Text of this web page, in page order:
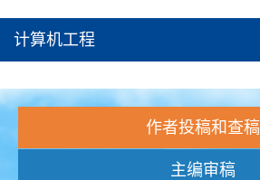
计算机工程
作者投稿和查稿
主编审稿